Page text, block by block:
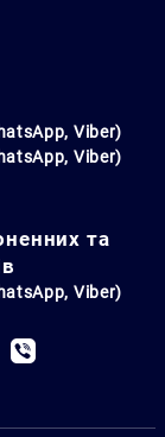
Viber)
Viber)
та
Viber)